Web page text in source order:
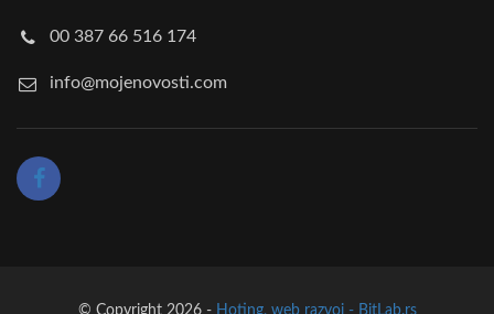
00 387 66 516 174
info@mojenovosti.com
© Copyright 2026 - Hoting, web razvoj - BitLab.rs